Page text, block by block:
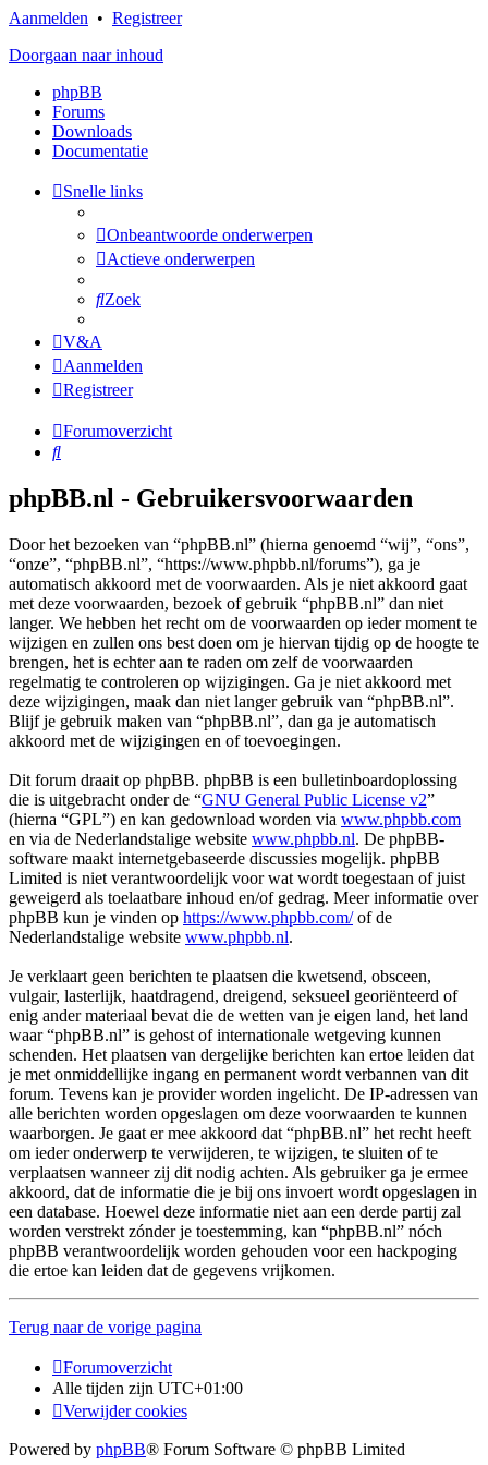
Aanmelden • Registreer
Doorgaan naar inhoud
phpBB
Forums
Downloads
Documentatie
Snelle links
Onbeantwoorde onderwerpen
Actieve onderwerpen
Zoek
V&A
Aanmelden
Registreer
Forumoverzicht
Zoek
phpBB.nl - Gebruikersvoorwaarden
Door het bezoeken van “phpBB.nl” (hierna genoemd “wij”, “ons”,
“onze”, “phpBB.nl”, “https://www.phpbb.nl/forums”), ga je
automatisch akkoord met de voorwaarden. Als je niet akkoord gaat
met deze voorwaarden, bezoek of gebruik “phpBB.nl” dan niet
langer. We hebben het recht om de voorwaarden op ieder moment te
wijzigen en zullen ons best doen om je hiervan tijdig op de hoogte te
brengen, het is echter aan te raden om zelf de voorwaarden
regelmatig te controleren op wijzigingen. Ga je niet akkoord met
deze wijzigingen, maak dan niet langer gebruik van “phpBB.nl”.
Blijf je gebruik maken van “phpBB.nl”, dan ga je automatisch
akkoord met de wijzigingen en of toevoegingen.
Dit forum draait op phpBB. phpBB is een bulletinboardoplossing
die is uitgebracht onder de “GNU General Public License v2”
(hierna “GPL”) en kan gedownload worden via www.phpbb.com
en via de Nederlandstalige website www.phpbb.nl. De phpBB-
software maakt internetgebaseerde discussies mogelijk. phpBB
Limited is niet verantwoordelijk voor wat wordt toegestaan of juist
geweigerd als toelaatbare inhoud en/of gedrag. Meer informatie over
phpBB kun je vinden op https://www.phpbb.com/of de
Nederlandstalige website www.phpbb.nl.
Je verklaart geen berichten te plaatsen die kwetsend, obsceen,
vulgair, lasterlijk, haatdragend, dreigend, seksueel georiënteerd of
enig ander materiaal bevat die de wetten van je eigen land, het land
waar “phpBB.nl” is gehost of internationale wetgeving kunnen
schenden. Het plaatsen van dergelijke berichten kan ertoe leiden dat
je met onmiddellijke ingang en permanent wordt verbannen van dit
forum. Tevens kan je provider worden ingelicht. De IP-adressen van
alle berichten worden opgeslagen om deze voorwaarden te kunnen
waarborgen. Je gaat er mee akkoord dat “phpBB.nl” het recht heeft
om ieder onderwerp te verwijderen, te wijzigen, te sluiten of te
verplaatsen wanneer zij dit nodig achten. Als gebruiker ga je ermee
akkoord, dat de informatie die je bij ons invoert wordt opgeslagen in
een database. Hoewel deze informatie niet aan een derde partij zal
worden verstrekt zónder je toestemming, kan “phpBB.nl” nóch
phpBB verantwoordelijk worden gehouden voor een hackpoging
die ertoe kan leiden dat de gegevens vrijkomen.
Terug naar de vorige pagina
Forumoverzicht
Alle tijden zijn UTC+01:00
Verwijder cookies
Powered by phpBB® Forum Software © phpBB Limited